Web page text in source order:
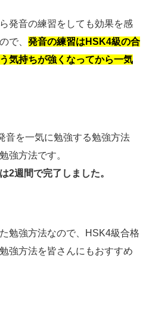
発音の練習をしても効果を感
で、 発音の練習はHSK4級の合
気持ちが強くなってから一気
音を一気に勉強する勉強方法
強方法です。
2週間で完了しました。
勉強方法なので、HSK4級合格
強方法を皆さんにもおすすめ